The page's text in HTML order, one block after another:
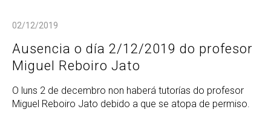
02/12/2019
Ausencia o día 2/12/2019 do profesor
Miguel Reboiro Jato
O luns 2 de decembro non haberá tutorías do profesor
Miguel Reboiro Jato debido a que se atopa de permiso.